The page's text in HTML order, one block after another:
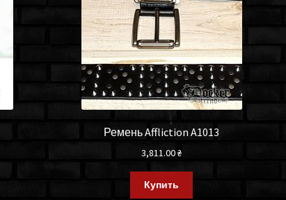
Ремень Affliction A1013
3,811.00₴
Купить